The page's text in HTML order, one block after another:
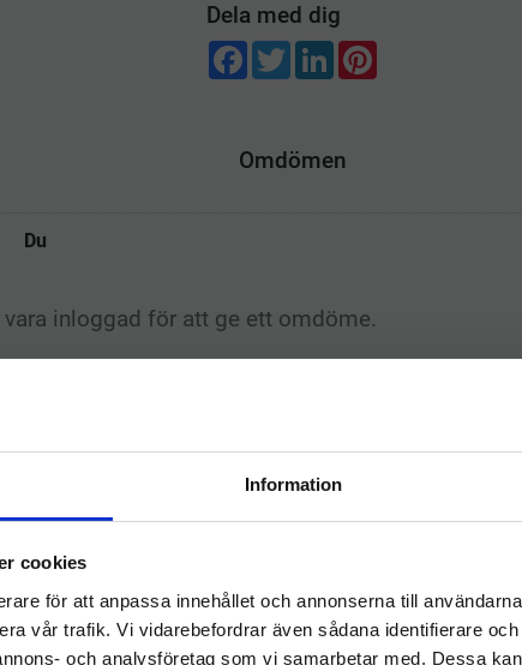
Information
cookies
för att anpassa innehållet och annonserna till
vår trafik. Vi vidarebefordrar även sådana identifierare
och analysföretag som vi samarbetar med. Dessa
Dela med dig
F
o
o
T
w
e
r
L
I
Omdömen
Du
Relaterade produkter
hygieneleeds.se
Vill du handla som företag eller privatperson?